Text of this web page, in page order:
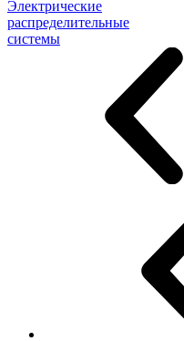
Электрические
распределительные
системы